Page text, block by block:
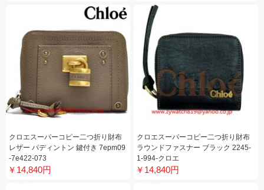
クロエスーパーコピー二つ折り財布
レザー パディントン 鍵付き 7epm09
-7e422-073
￥14,840円
クロエスーパーコピー二つ折り財布
ラウンドファスナー ブラック 2245-
1-994-クロエ
￥14,840円